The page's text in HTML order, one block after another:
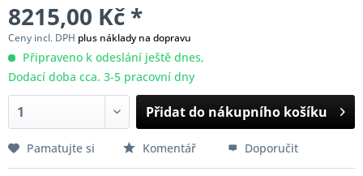
8215,00 Kč *
Ceny incl. DPH plus náklady na dopravu
Připraveno k odeslání ještě dnes,
Dodací doba cca. 3-5 pracovní dny
Přidat do nákupního košíku
Pamatujte si Komentář Doporučit